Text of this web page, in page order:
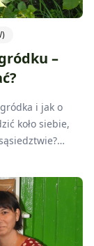
–
i jak o
koło siebie,